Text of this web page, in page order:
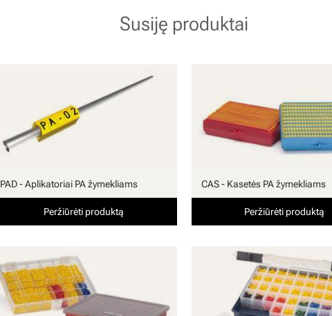
Susiję produktai
PAD - Aplikatoriai PA žymekliams
Peržiūrėti produktą
CAS - Kasetės PA žymekliams
Peržiūrėti produktą